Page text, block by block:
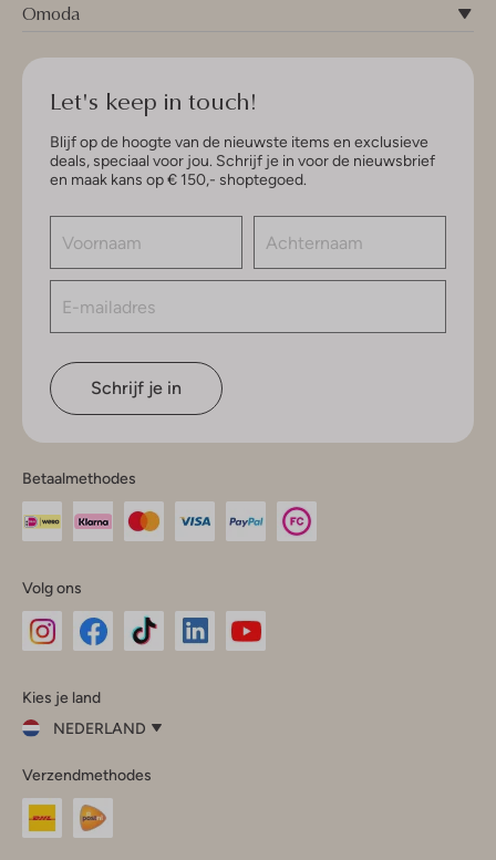
Omoda
Let's keep in touch!
Blijf op de hoogte van de nieuwste items en exclusieve
deals, speciaal voor jou. Schrijf je in voor de nieuwsbrief
en maak kans op € 150,- shoptegoed.
Schrijf je in
Betaalmethodes
Volg ons
InstagramFacebook
Kies je land
NEDERLAND
je
land
Nederland
Verzendmethodes